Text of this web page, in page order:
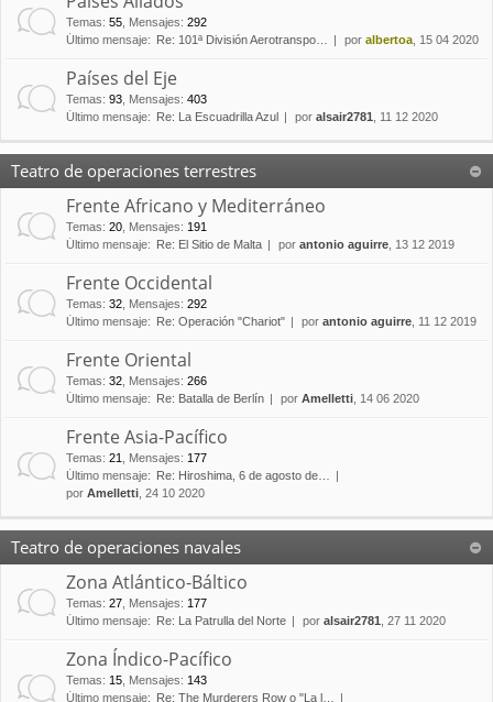
Temas: 55 Mensajes: 292
Último mensaje:
Re: 101ª División Aerotranspo… por albertoa , 15 04 2020
Países del Eje
Temas: 93 Mensajes: 403
Último mensaje:
Re: La Escuadrilla Azul por alsair2781 , 11 12 2020
Teatro de operaciones terrestres
Frente Africano y Mediterráneo
Temas: 20 Mensajes: 191
Último mensaje:
Re: El Sitio de Malta por antonio aguirre , 13 12 2019
Frente Occidental
Temas: 32 Mensajes: 292
Último mensaje:
Re: Operación "Chariot" por antonio aguirre , 11 12 2019
Frente Oriental
Temas: 32 Mensajes: 266
Último mensaje:
Re: Batalla de Berlín por Amelletti , 14 06 2020
Frente Asia-Pacífico
Temas: 21 Mensajes: 177
Último mensaje:
Re: Hiroshima, 6 de agosto de…
por Amelletti , 24 10 2020
Teatro de operaciones navales
Zona Atlántico-Báltico
Temas: 27 Mensajes: 177
Último mensaje:
Re: La Patrulla del Norte por alsair2781 , 27 11 2020
Zona Índico-Pacífico
Temas: 15 Mensajes: 143
Último mensaje:
Re: The Murderers Row o "La l…